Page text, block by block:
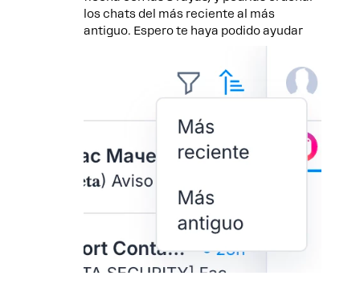
los chats del más reciente al más
antiguo. Espero te haya podido ayudar